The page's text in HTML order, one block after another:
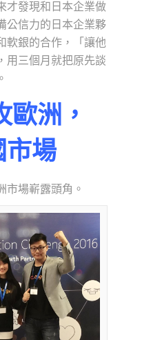
才發現和日本企業做
公信力的日本企業夥
軟銀的合作，「讓他
用三個月就把原先談
歐洲，
市場
市場嶄露頭角。